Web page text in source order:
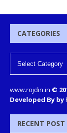
CATEGORIES
www.rojdin.in ©
Developed By by
RECENT POST